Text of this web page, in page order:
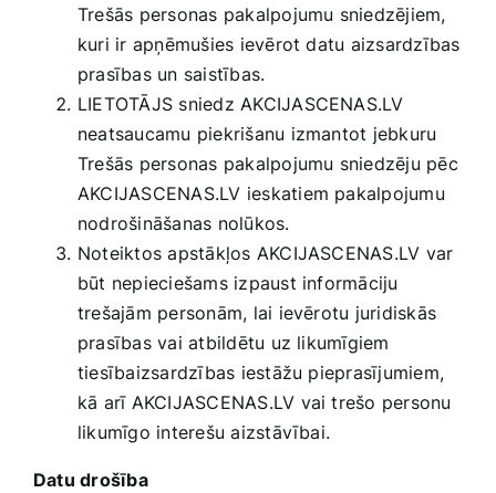
Trešās personas pakalpojumu sniedzējiem,
kuri ir apņēmušies ievērot datu aizsardzības
prasības un saistības.
LIETOTĀJS sniedz AKCIJASCENAS.LV
neatsaucamu piekrišanu izmantot jebkuru
Trešās personas pakalpojumu sniedzēju pēc
AKCIJASCENAS.LV ieskatiem pakalpojumu
nodrošināšanas nolūkos.
Noteiktos apstākļos AKCIJASCENAS.LV var
būt nepieciešams izpaust informāciju
trešajām personām, lai ievērotu juridiskās
prasības vai atbildētu uz likumīgiem
tiesībaizsardzības iestāžu pieprasījumiem,
kā arī AKCIJASCENAS.LV vai trešo personu
likumīgo interešu aizstāvībai.
Datu drošība